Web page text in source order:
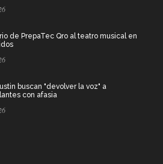
de PrepaTec Qro al teatro musical en
buscan "devolver la voz" a
con afasia